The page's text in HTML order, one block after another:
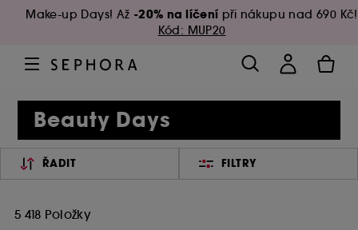
Make-up Days! Až -20% na líčení při nákupu nad 690 Kč!
Kód: MUP20
Beauty Days
ŘADIT FILTRY
5 418 Položky